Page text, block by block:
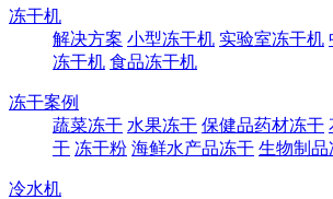
冻干机
解决方案 小型冻干机 实验室冻干机
冻干机 食品冻干机
冻干案例
蔬菜冻干 水果冻干 保健品药材冻干
干 冻干粉 海鲜水产品冻干 生物制品
冷水机